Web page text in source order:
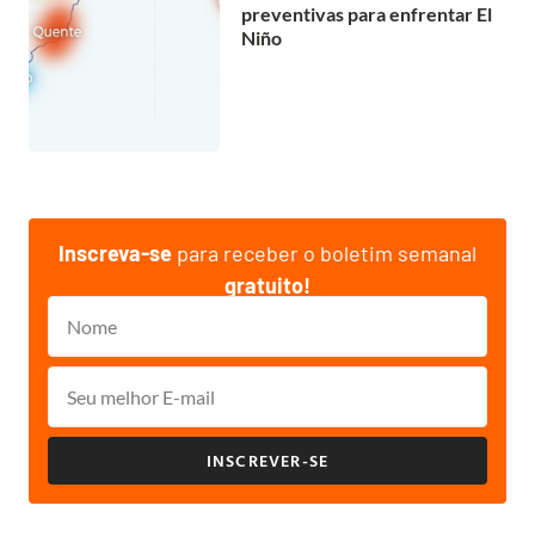
preventivas para enfrentar El
Niño
Inscreva-se para receber o boletim semanal
gratuito!
INSCREVER-SE